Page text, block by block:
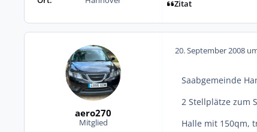
Zitat
aero270
Mitglied
20. September 2008
Saabgemeinde
2 Stellplätze zum
Halle mit 150qm,